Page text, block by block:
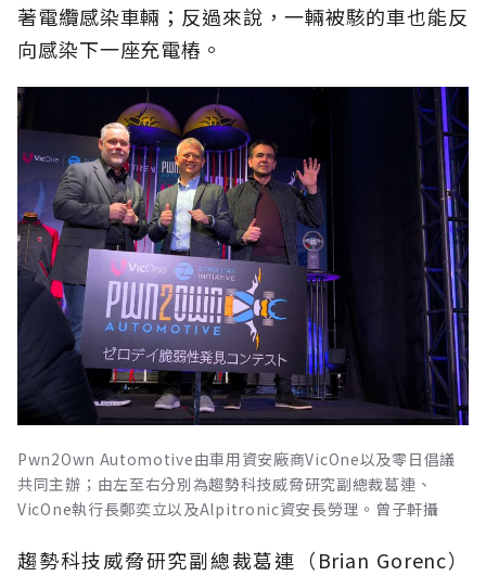
著電纜感染車輛；反過來說，一輛被駭的車也能反
向感染下一座充電樁。
Pwn2Own Automotive由車用資安廠商VicOne以及零日倡議
共同主辦；由左至右分別為趨勢科技威脅研究副總裁葛連、
VicOne執行長鄭奕立以及Alpitronic資安長勞理。曾子軒攝
趨勢科技威脅研究副總裁葛連（Brian Gorenc）